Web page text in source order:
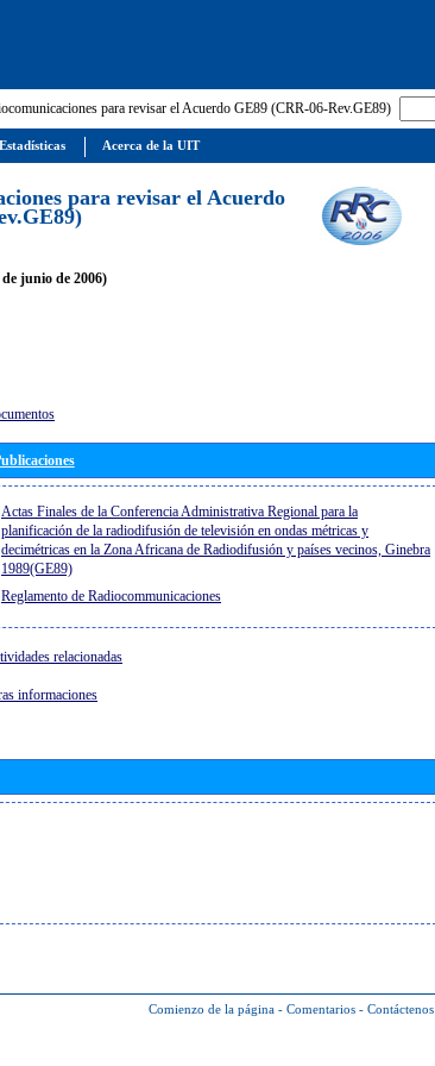
para revisar el Acuerdo GE89 (CRR-06-Rev.GE89)
para revisar el Acuerdo
junio de 2006)
Actas Finales de la Conferencia Administrativa Regional para la
planificación de la radiodifusión de televisión en ondas métricas y
decimétricas en la Zona Africana de Radiodifusión y países vecinos, Ginebra
1989(GE89)
Reglamento de Radiocommunicaciones
relacionadas
informaciones
Comienzo de la página - Comentarios - Contáctenos
Estadísticas Acerca de la UIT